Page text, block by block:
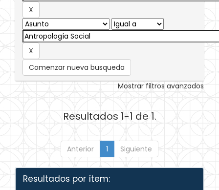
Comenzar nueva busqueda
Mostrar filtros avanzados
Resultados 1-1 de 1.
Anterior 1 Siguiente
Resultados por ítem: